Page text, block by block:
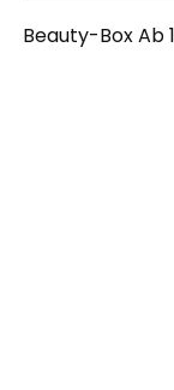
Beauty-Box Ab